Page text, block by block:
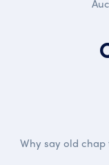
Why say old